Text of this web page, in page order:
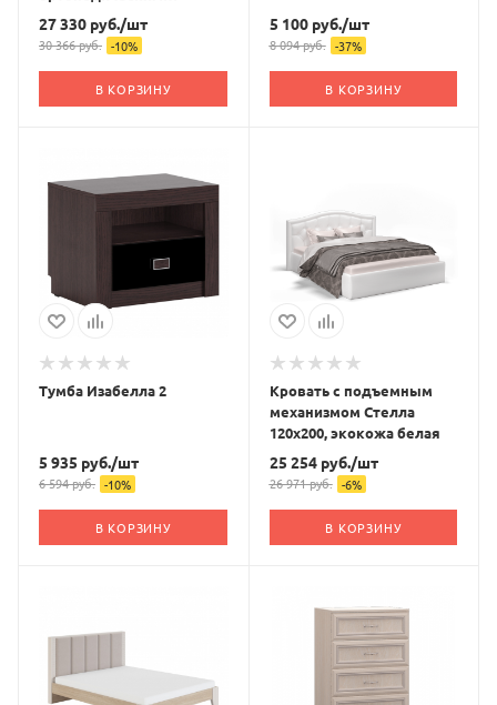
основанием Моника 2.2
160х200
27 330 руб./шт
30 366руб. -10%
В КОРЗИНУ
5 100руб./шт
8 094руб. -37%
В КОРЗИНУ
Тумба Изабелла 2
5 935 руб./шт
6 594руб. -10%
В КОРЗИНУ
Кровать с подъемным
механизмом Стелла
120х200, экокожа белая
25 254руб./шт
26 971руб. -6%
В КОРЗИНУ